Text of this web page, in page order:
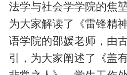
法学与社会学学院的焦
为大家解读了《雷锋精
语学院的邵媛老师，由
引，为大家阐述了《盖